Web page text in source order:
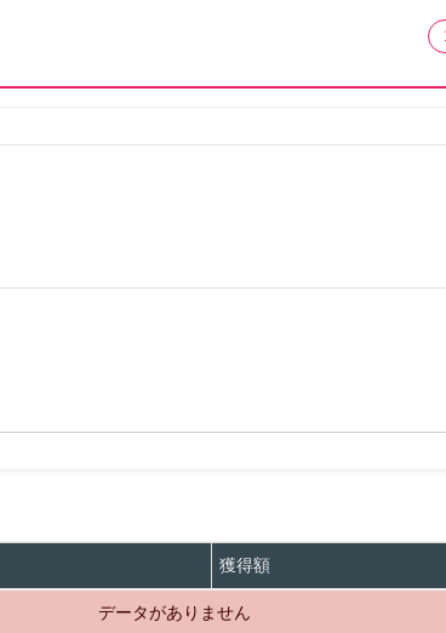
獲得額
データがありません